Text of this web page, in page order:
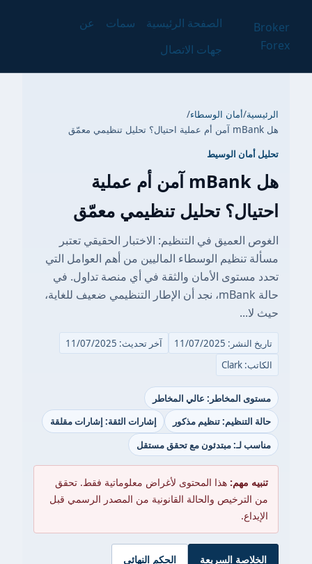
Broker
Forex
الصفحة الرئيسية سمات
عن
جهات الاتصال
الرئيسية/أمان الوسطاء/
هل mBank آمن أم عملية احتيال؟ تحليل تنظيمي معمّق
تحليل أمان الوسيط
هل mBank آمن أم عملية
احتيال؟ تحليل تنظيمي معمّق
الغوص العميق في التنظيم: الاختبار الحقيقي تعتبر
مسألة تنظيم الوسطاء الماليين من أهم العوامل التي
تحدد مستوى الأمان والثقة في أي منصة تداول. في
حالة mBank، نجد أن الإطار التنظيمي ضعيف للغاية،
حيث لا...
تاريخ النشر: 11/07/2025
آخر تحديث: 11/07/2025
الكاتب: Clark
مستوى المخاطر: عالي المخاطر
حالة التنظيم: تنظيم مذكور
إشارات الثقة: إشارات مقلقة
مناسب لـ: مبتدئون مع تحقق مستقل
تنبيه مهم: هذا المحتوى لأغراض معلوماتية فقط. تحقق
من الترخيص والحالة القانونية من المصدر الرسمي قبل
الإيداع.
الخلاصة السريعة الحكم النهائي